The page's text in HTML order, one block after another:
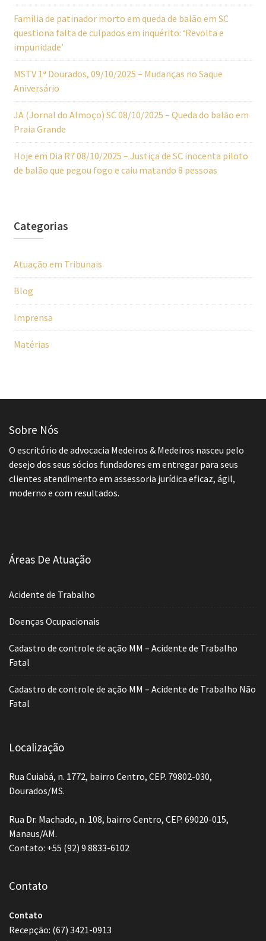
Família de patinador morto em queda de balão em SC
questiona falta de culpados em inquérito: ‘Revolta e
impunidade’
MSTV 1ª Dourados, 09/10/2025 – Mudanças no Saque
Aniversário
JA (Jornal do Almoço) SC 08/10/2025 – Queda do balão em
Praia Grande
Hoje em Dia R7 08/10/2025 – Justiça de SC inocenta piloto
de balão que pegou fogo e caiu matando 8 pessoas
Categorias
Atuação em Tribunais
Blog
Imprensa
Matérias
Sobre Nós
O escritório de advocacia Medeiros & Medeiros nasceu pelo
desejo dos seus sócios fundadores em entregar para seus
clientes atendimento em assessoria jurídica eficaz, ágil,
moderno e com resultados.
Áreas De Atuação
Acidente de Trabalho
Doenças Ocupacionais
Cadastro de controle de ação MM – Acidente de Trabalho
Fatal
Cadastro de controle de ação MM – Acidente de Trabalho Não
Fatal
Localização
Rua Cuiabá, n. 1772, bairro Centro, CEP. 79802-030,
Dourados/MS.
Rua Dr. Machado, n. 108, bairro Centro, CEP. 69020-015,
Manaus/AM.
Contato: +55 (92) 9 8833-6102
Contato
Contato
Recepção: (67) 3421-0913